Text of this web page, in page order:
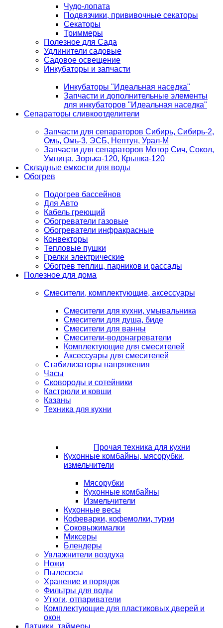
Чудо-лопата
Подвязчики, прививочные секаторы
Секаторы
Триммеры
Полезное для Сада
Удлинители садовые
Садовое освещение
Инкубаторы и запчасти
Инкубаторы "Идеальная наседка"
Запчасти и дополнительные элементы
для инкубаторов "Идеальная наседка"
Сепараторы сливкоотделители
Запчасти для сепараторов Сибирь, Сибирь-2,
Омь, Омь-3, ЭСБ, Нептун, Урал-М
Запчасти для сепараторов Мотор Сич, Сокол,
Умница, Зорька-120, Крынка-120
Складные емкости для воды
Обогрев
Подогрев бассейнов
Для Авто
Кабель греющий
Обогреватели газовые
Обогреватели инфракрасные
Конвекторы
Тепловые пушки
Грелки электрические
Обогрев теплиц, парников и рассады
Полезное для дома
Смесители, комплектующие, аксессуары
Смесители для кухни, умывальника
Смесители для душа, биде
Смесители для ванны
Смесители-водонагреватели
Комплектующие для смесителей
Аксессуары для смесителей
Стабилизаторы напряжения
Часы
Сковороды и сотейники
Кастрюли и ковши
Казаны
Техника для кухни
Прочая техника для кухни
Кухонные комбайны, мясорубки,
измельчители
Мясорубки
Кухонные комбайны
Измельчители
Кухонные весы
Кофеварки, кофемолки, турки
Соковыжималки
Миксеры
Блендеры
Увлажнители воздуха
Ножи
Пылесосы
Хранение и порядок
Фильтры для воды
Утюги, отпариватели
Комплектующие для пластиковых дверей и
окон
Датчики, таймеры